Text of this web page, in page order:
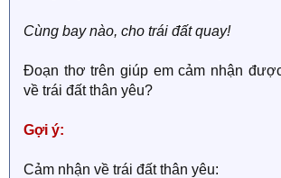
Cùng bay nào, cho trái đất quay!
Đoạn thơ trên giúp em cảm nhận
về trái đất thân yêu?
Gợi ý:
Cảm nhận về trái đất thân yêu: